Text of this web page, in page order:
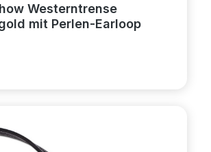
Westerntrense
mit Perlen-Earloop